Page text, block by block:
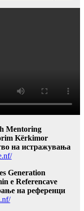
Mentoring
Kërkimor
на истражувања
Generation
e Referencave
на референци